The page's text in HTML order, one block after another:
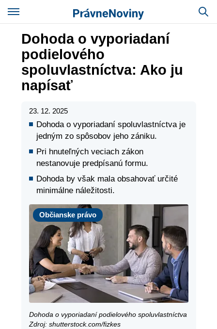
Dohoda o vyporiadaní
podielového
spoluvlastníctva: Ako ju
napísať
23. 12. 2025
Dohoda o vyporiadaní spoluvlastníctva je
jedným zo spôsobov jeho zániku.
Pri hnuteľných veciach zákon
nestanovuje predpísanú formu.
Dohoda by však mala obsahovať určité
minimálne náležitosti.
Právo
Občianske právo
Dohoda o vyporiadaní podielového spoluvlastníctva
Zdroj: shutterstock.com/fizkes